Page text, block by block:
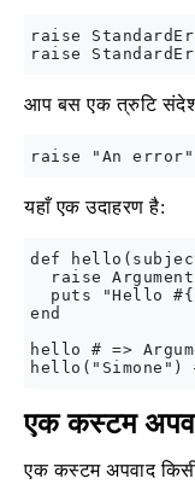
raise
आप बस एक त्रुटि
यहाँ एक उदाहरण है:
def
raise
puts "Hello
end
hello # =>
एक कस्टम
एक कस्टम अपवाद